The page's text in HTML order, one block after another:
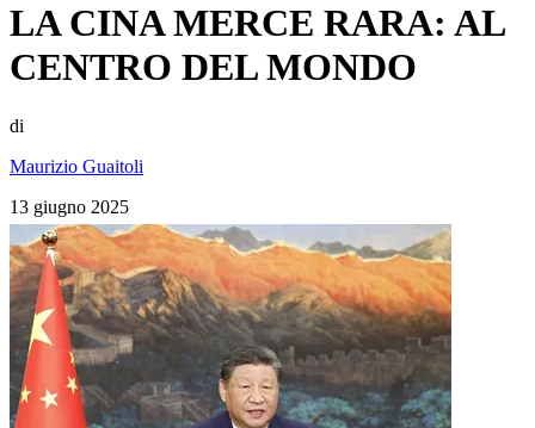
LA CINA MERCE RARA: AL
CENTRO DEL MONDO
di
Maurizio Guaitoli
13 giugno 2025